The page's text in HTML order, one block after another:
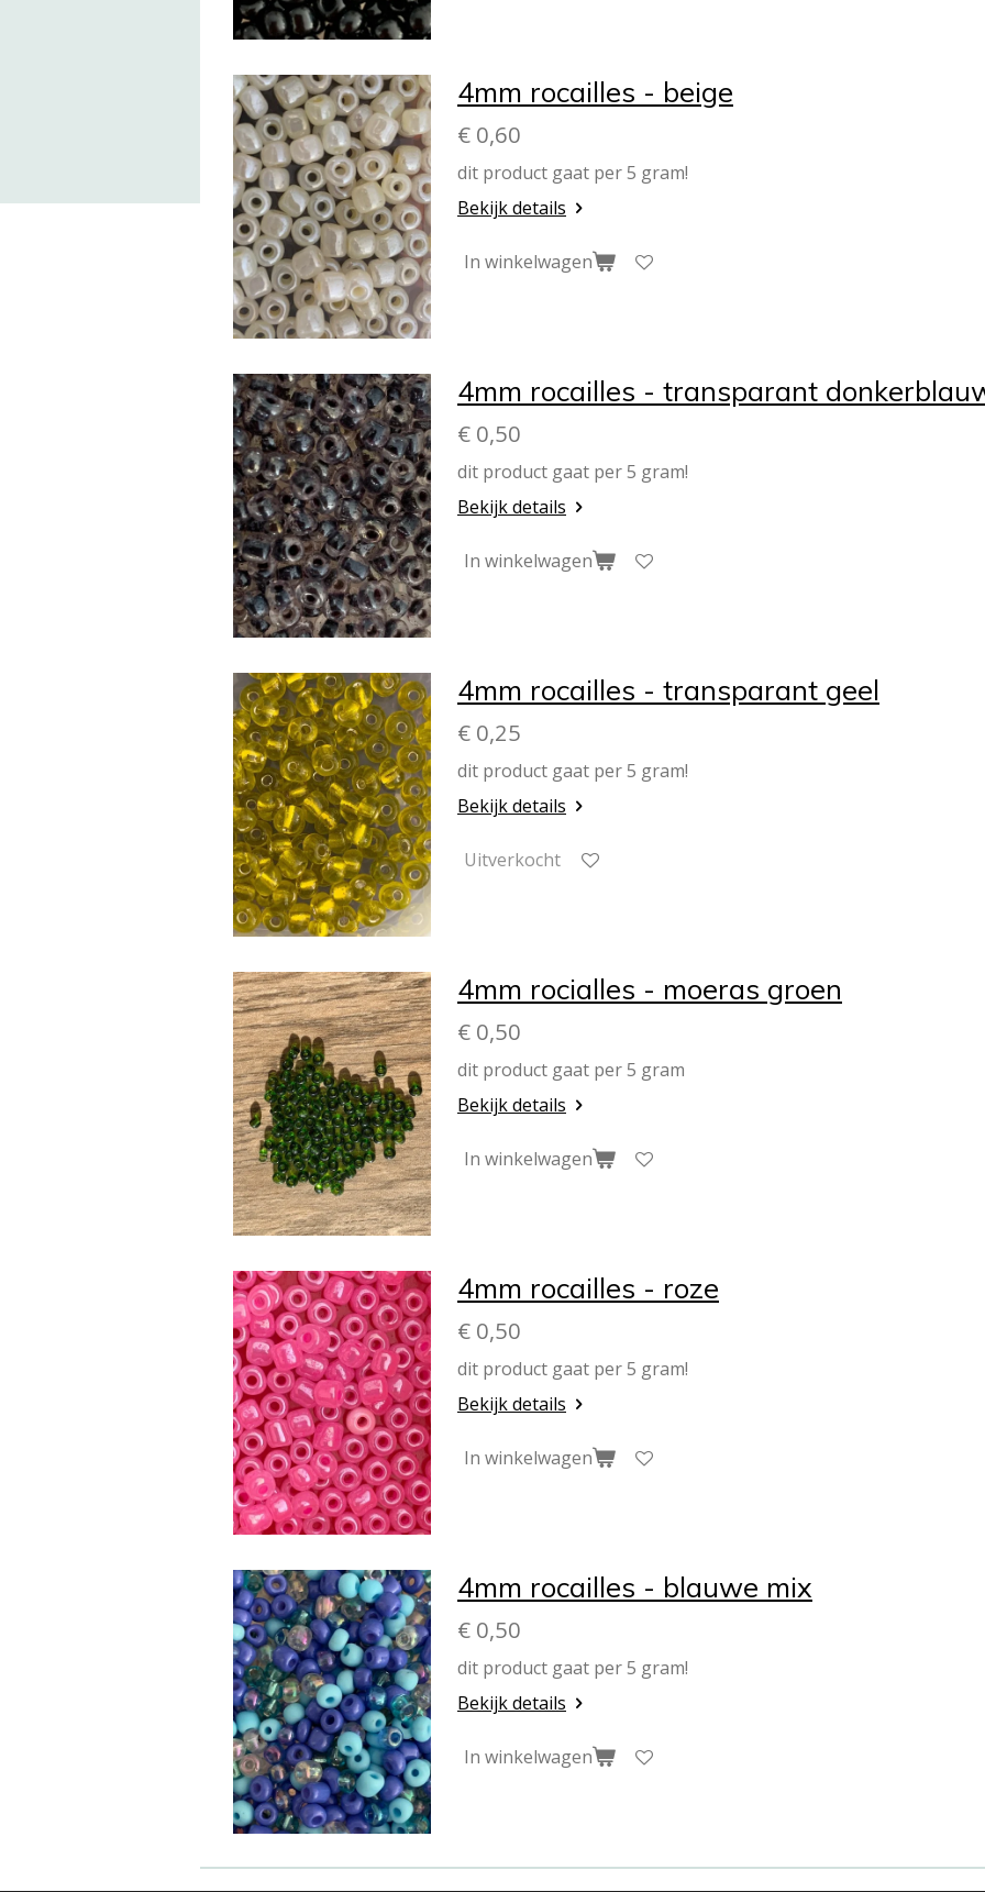
4mm rocailles - beige
€ 0,60
dit product gaat per 5 gram!
Bekijk details
In winkelwagen
4mm rocailles - transparant
€ 0,50
dit product gaat per 5 gram!
Bekijk details
In winkelwagen
4mm rocailles - transparant geel
€ 0,25
dit product gaat per 5 gram!
Bekijk details
Uitverkocht
4mm rocialles - moeras groen
€ 0,50
dit product gaat per 5 gram
Bekijk details
In winkelwagen
4mm rocailles - roze
€ 0,50
dit product gaat per 5 gram!
Bekijk details
In winkelwagen
4mm rocailles - blauwe mix
€ 0,50
dit product gaat per 5 gram!
Bekijk details
In winkelwagen